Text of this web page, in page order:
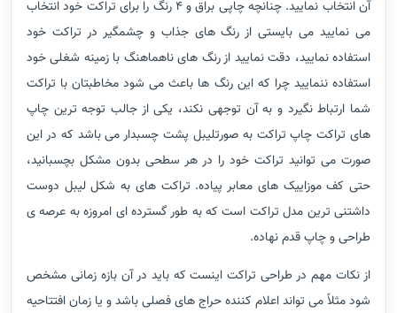
آن انتخاب نمایید. چنانچه چاپی براق و 4 رنگ را برای تراکت خود انتخاب
می نمایید می بایستی از رنگ های جذاب و چشمگیر در تراکت خود
استفاده نمایید، دقت نمایید از رنگ های ناهماهنگ با زمینه شغلی خود
استفاده ننمایید چرا که این رنگ ها باعث می شود مخاطبتان با تراکت
شما ارتباط نگیرد و به آن توجهی نکند، یکی از جالب توجه ترین چاپ
های تراکت چاپ تراکت به صورتلیبل پشت چسبدار می باشد که در این
صورت می توانید تراکت خود را در هر سطحی بدون مشکل بچسبانید،
حتی کف موزاییک های معابر پیاده. تراکت های به شکل لیبل دوست
داشتنی ترین مدل تراکت است که به طور گسترده ای امروزه به عرصه ی
طراحی و چاپ قدم نهاده.
از نکات مهم در طراحی تراکت اینست که باید در آن بازه زمانی مشخص
شود مثلاً می تواند اعلام کننده حراج های فصلی باشد و یا زمان افتتاحیه